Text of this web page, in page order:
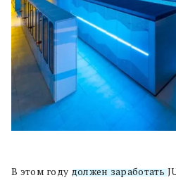
В этом году должен заработать